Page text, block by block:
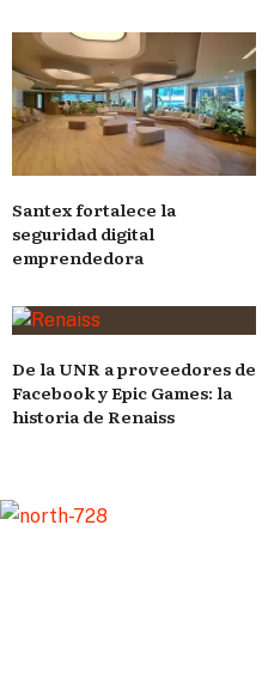
Santex fortalece la
seguridad digital
emprendedora
De la UNR a proveedores de
Facebook y Epic Games: la
historia de Renaiss